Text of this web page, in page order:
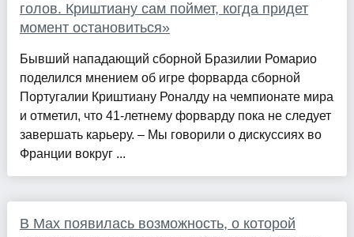
голов. Криштиану сам поймет, когда придет
момент остановиться»
Бывший нападающий сборной Бразилии Ромарио
поделился мнением об игре форварда сборной
Португалии Криштиану Роналду на чемпионате мира
и отметил, что 41-летнему форварду пока не следует
завершать карьеру. – Мы говорили о дискуссиях во
Франции вокруг ...
В Max появилась возможность, о которой